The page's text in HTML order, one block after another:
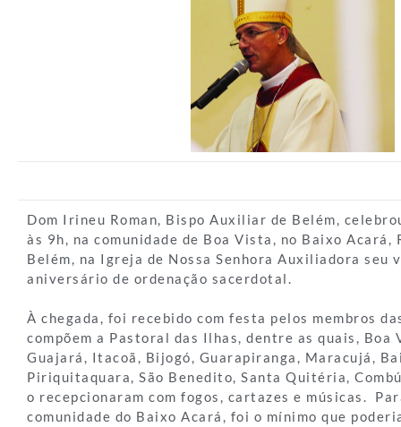
Dom Irineu Roman, Bispo Auxiliar de Belém,
às 9h, na comunidade de Boa Vista, no Baixo Acará,
Belém, na Igreja de Nossa Senhora Auxiliadora seu
aniversário de ordenação sacerdotal.
À chegada, foi recebido com festa pelos membros
compõem a Pastoral das Ilhas, dentre as quais, Boa
Guajará, Itacoã, Bijogó, Guarapiranga, Maracujá,
Piriquitaquara, São Benedito, Santa Quitéria,
o recepcionaram com fogos, cartazes e músicas.
comunidade do Baixo Acará, foi o mínimo que